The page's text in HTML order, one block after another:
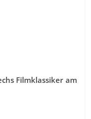
Filmklassiker am